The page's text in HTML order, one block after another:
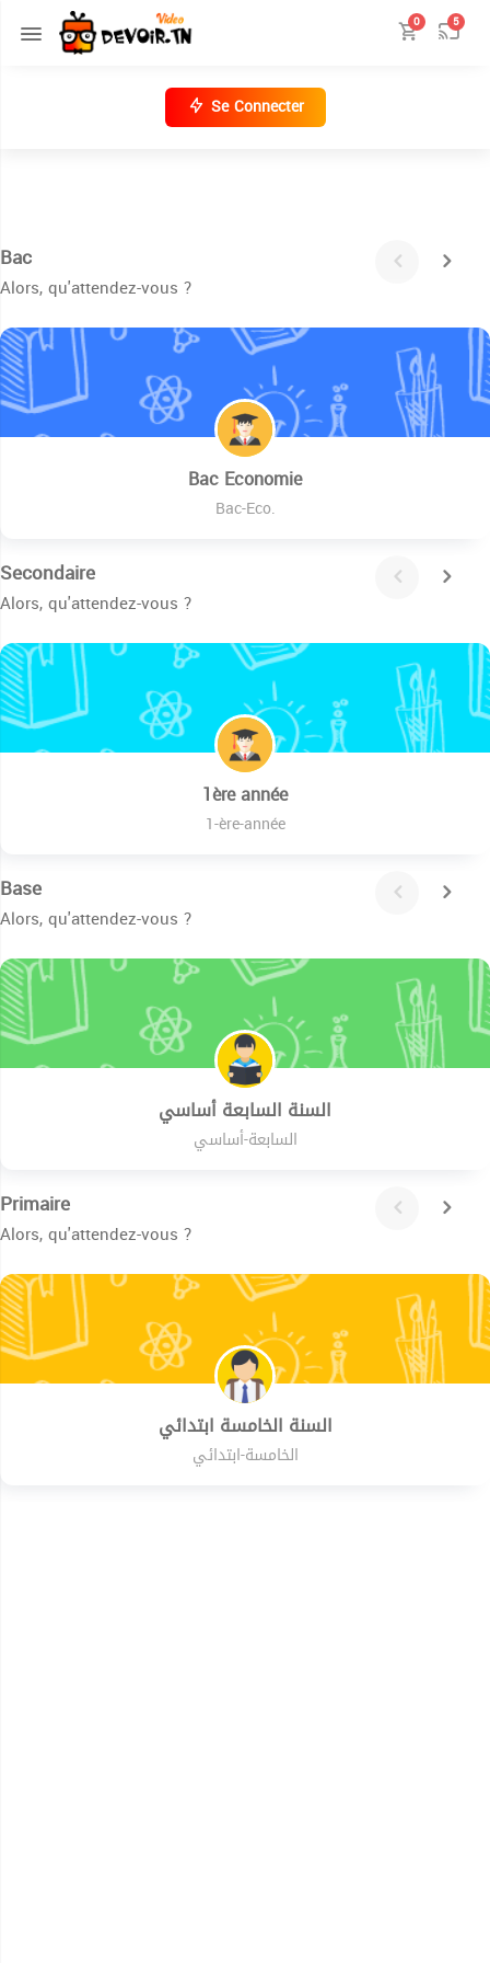
0 5
Se Connecter
Bac
Alors, qu'attendez-vous ?
Bac Economie
Bac-Eco.
Secondaire
Alors, qu'attendez-vous ?
1ère année
1-ère-année
Base
Alors, qu'attendez-vous ?
السنة السابعة أساسي
السابعة-أساسي
Primaire
Alors, qu'attendez-vous ?
السنة الخامسة ابتدائي
الخامسة-ابتدائي